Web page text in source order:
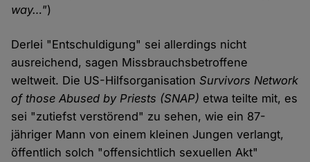
way…")
Derlei "Entschuldigung" sei allerdings nicht
ausreichend, sagen Missbrauchsbetroffene
weltweit. Die US-HilfsorganisationSurvivors Network
of those Abused by Priests (SNAP) etwa teilte mit, es
sei "zutiefst verstörend" zu sehen, wie ein 87-
jähriger Mann von einem kleinen Jungen verlangt,
öffentlich solch "offensichtlich sexuellen Akt"